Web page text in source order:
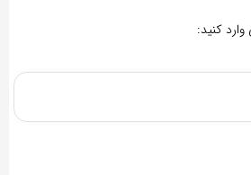
کنید: